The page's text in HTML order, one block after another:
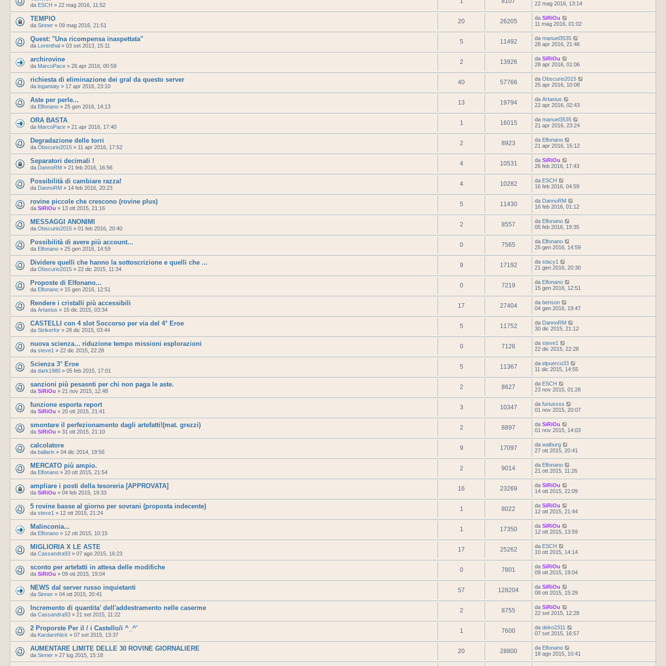
da ESCH » 22 mag 2016, 11:52
22 mag 2016, 13:14
TEMPIO
da Sinner » 09 mag 2016, 21:51
20 26205 da SiRiOu
11 mag 2016, 01:02
Quest: "Una ricompensa inaspettata"
da Lorenthal » 03 set 2013, 15:11
5 11492 da manuel3535
28 apr 2016, 21:46
archirovine
da MarcoPace » 26 apr 2016, 00:59
2 13926 da SiRiOu
28 apr 2016, 01:06
richiesta di eliminazione dei gral da questo server
da logantaty » 17 apr 2016, 23:10
40 57766 da Obscurio2015
25 apr 2016, 10:08
Aste per perle...
da Elfonano » 25 gen 2016, 14:13
13 19794 da Artasius
22 apr 2016, 02:43
ORA BASTA
da MarcoPace » 21 apr 2016, 17:40
1 16015 da manuel3535
21 apr 2016, 23:24
Degradazione delle torri
da Obscurio2015 » 11 apr 2016, 17:52
2 8923 da Elfonano
21 apr 2016, 15:12
Separatori decimali !
da DannoRM » 21 feb 2016, 16:56
4 10531 da SiRiOu
26 feb 2016, 17:43
Possibilità di cambiare razza!
da DannoRM » 14 feb 2016, 20:23
4 10282 da ESCH
16 feb 2016, 04:59
rovine piccole che crescono (rovine plus)
da SiRiOu » 13 ott 2015, 21:16
5 11430 da DannoRM
16 feb 2016, 01:12
MESSAGGI ANONIMI
da Obscurio2015 » 01 feb 2016, 20:40
2 8557 da Elfonano
05 feb 2016, 19:35
Possibilità di avere più account...
da Elfonano » 25 gen 2016, 14:59
0 7565 da Elfonano
25 gen 2016, 14:59
Dividere quelli che hanno la sottoscrizione e quelli che ...
da Obscurio2015 » 22 dic 2015, 11:34
9 17192 da stacy1
21 gen 2016, 20:30
Proposte di Elfonano...
da Elfonano » 15 gen 2016, 12:51
0 7219 da Elfonano
15 gen 2016, 12:51
Rendere i cristalli più accessibili
da Artasius » 15 dic 2015, 03:34
17 27404 da benson
04 gen 2016, 19:47
CASTELLI con 4 slot Soccorso per via del 4° Eroe
da Strikerfor » 28 dic 2015, 03:44
5 11752 da DannoRM
30 dic 2015, 21:12
nuova scienza... riduzione tempo missioni esplorazioni
da steve1 » 22 dic 2015, 22:28
0 7126 da steve1
22 dic 2015, 22:28
Scienza 3° Eroe
da dark1980 » 05 feb 2015, 17:01
5 11367 da elpuerco33
11 dic 2015, 14:55
sanzioni più pesasnti per chi non paga le aste.
da SiRiOu » 21 nov 2015, 12:48
2 8627 da ESCH
23 nov 2015, 01:26
funzione esporta report
da SiRiOu » 20 ott 2015, 21:41
3 10347 da furiussss
01 nov 2015, 20:07
smontare il perfezionamento dagli artefatti!(mat. grezzi)
da SiRiOu » 31 ott 2015, 21:10
2 8897 da SiRiOu
01 nov 2015, 14:03
calcolatore
da ballarin » 04 dic 2014, 19:56
9 17097 da walburg
27 ott 2015, 20:41
MERCATO più ampio.
da Elfonano » 20 ott 2015, 21:54
2 9014 da Elfonano
21 ott 2015, 11:26
ampliare i posti della tesoreria [APPROVATA]
da SiRiOu » 04 feb 2015, 19:33
16 23269 da SiRiOu
14 ott 2015, 22:09
5 rovine basse al giorno per sovrani (proposta indecente)
da steve1 » 12 ott 2015, 21:24
1 8022 da SiRiOu
12 ott 2015, 21:44
Malinconia...
da Elfonano » 12 ott 2015, 10:15
1 17350 da SiRiOu
12 ott 2015, 13:59
MIGLIORIA X LE ASTE
da Cassandra93 » 07 ago 2015, 16:23
17 25262 da ESCH
10 ott 2015, 14:14
sconto per artefatti in attesa delle modifiche
da SiRiOu » 09 ott 2015, 19:04
0 7801 da SiRiOu
09 ott 2015, 19:04
NEWS dal server russo inquietanti
da Sinner » 04 ott 2015, 20:41
57 128204 da SiRiOu
08 ott 2015, 15:29
Incremento di quantita' dell'addestramento nelle caserme
da Cassandra93 » 21 set 2015, 11:22
2 8755 da SiRiOu
22 set 2015, 12:28
2 Proporste Per il / i Castello/i ^_^'
da KardareNick » 07 set 2015, 13:37
1 7600 da deko2311
07 set 2015, 16:57
AUMENTARE LIMITE DELLE 30 ROVINE GIORNALIERE
da Sinner » 27 lug 2015, 15:18
20 28800 da Elfonano
18 ago 2015, 10:41